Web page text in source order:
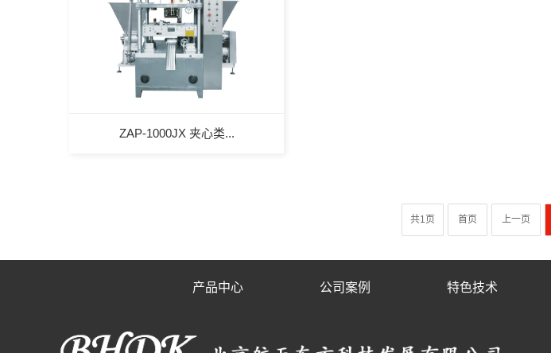
ZAP-1000JX 夹心类...
共1页 首页 上一页
产品中心 公司案例 特色技术